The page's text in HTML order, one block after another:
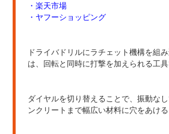
・楽天市場
・ヤフーショッピング
ドライバドリルにラチェット機構を組
は、回転と同時に打撃を加えられる工具
ダイヤルを切り替えることで、振動な
ンクリートまで幅広い材料に穴をあける